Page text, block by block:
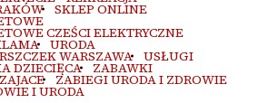
SKLEP ONLINE
CZEŚCI ELEKTRYCZNE
URODA
WARSZAWA USŁUGI
DZIECIĘCA ZABAWKI
ZABIEGI URODA I ZDROWIE
I URODA